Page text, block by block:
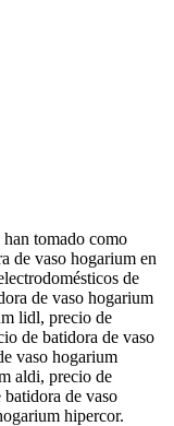
tomado como
de vaso hogarium en
de
de vaso hogarium
lidl, precio de
de batidora de vaso
vaso hogarium
aldi, precio de
de vaso
hipercor.